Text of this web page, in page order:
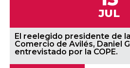
JUL
El reelegido presidente de
Comercio de Avilés, Daniel
entrevistado por la COPE.